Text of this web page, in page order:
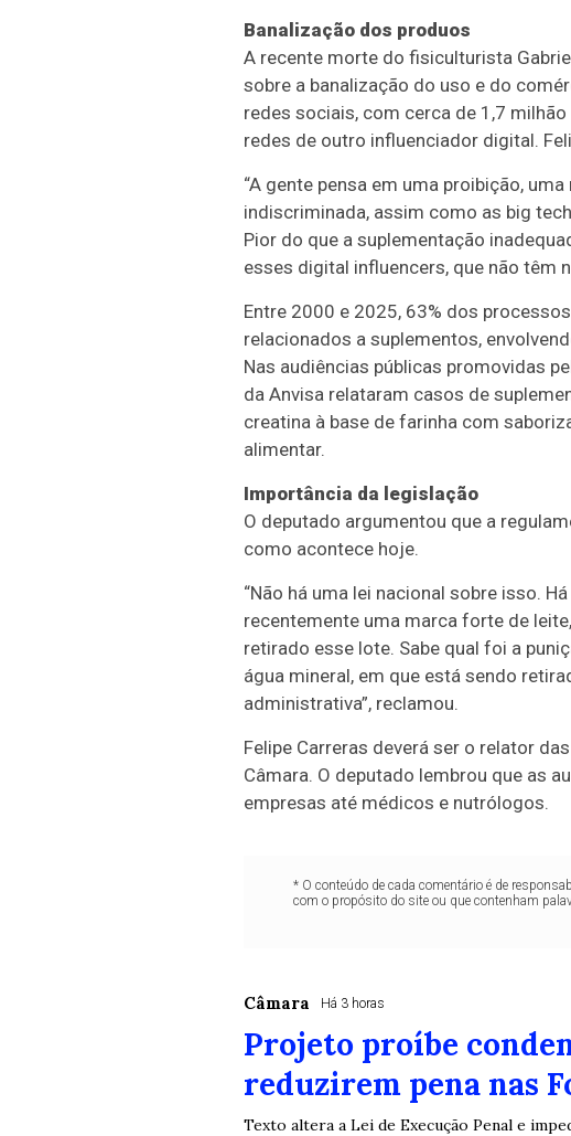
Banalização dos produos
A recente morte do fisiculturista
sobre a banalização do uso e do
redes sociais, com cerca de 1,7
redes de outro influenciador digital.
“A gente pensa em uma proibição,
indiscriminada, assim como as big
Pior do que a suplementação
esses digital influencers, que não têm
Entre 2000 e 2025, 63% dos
relacionados a suplementos,
Nas audiências públicas promovidas
da Anvisa relataram casos de
creatina à base de farinha com
alimentar.
Importância da legislação
O deputado argumentou que a
como acontece hoje.
“Não há uma lei nacional sobre isso.
recentemente uma marca forte de
retirado esse lote. Sabe qual foi a
água mineral, em que está sendo
administrativa”, reclamou.
Felipe Carreras deverá ser o relator
Câmara. O deputado lembrou que as
empresas até médicos e nutrólogos.
* O conteúdo de cada comentário é de
com o propósito do site ou que contenham
Câmara Há 3 horas
Projeto proíbe
reduzirem pena nas
Texto altera a Lei de Execução Penal e